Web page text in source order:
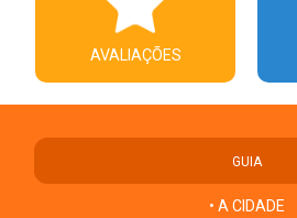
AVALIAÇÕES
GUIA
• A CIDADE